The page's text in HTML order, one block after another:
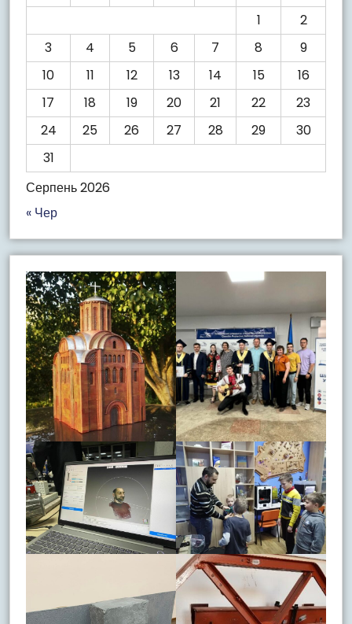
Серпень 2026
1
2
3
4 5 6 7 8
9
10
11 12 13 14 15
16
17
18 19 20 21 22
23
24
25 26 27 28 29
30
31
« Чер